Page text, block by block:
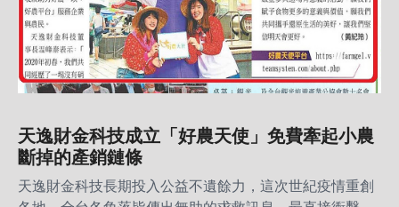
天逸財金科技成立「好農天使」免費牽起小農
斷掉的產銷鏈條
天逸財金科技長期投入公益不遺餘力，這次世紀疫情重創